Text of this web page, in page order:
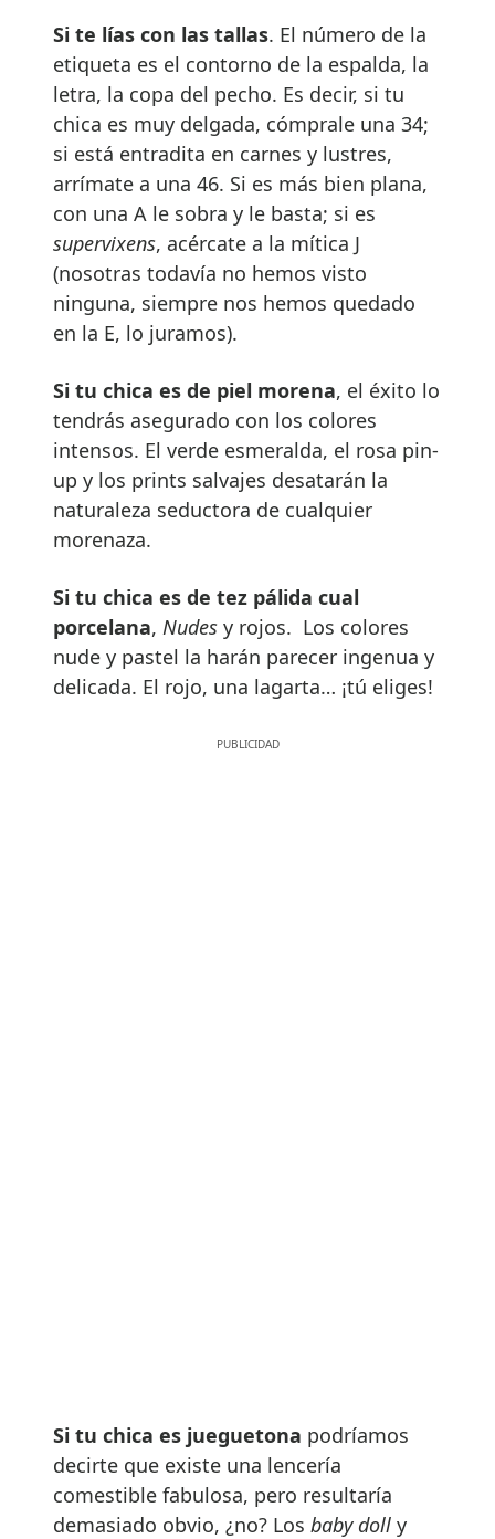
Si te lías con las tallas. El número de la
etiqueta es el contorno de la espalda, la
letra, la copa del pecho. Es decir, si tu
chica es muy delgada, cómprale una 34;
si está entradita en carnes y lustres,
arrímate a una 46. Si es más bien plana,
con una A le sobra y le basta; si es
supervixens, acércate a la mítica J
(nosotras todavía no hemos visto
ninguna, siempre nos hemos quedado
en la E, lo juramos).
Si tu chica es de piel morena, el éxito lo
tendrás asegurado con los colores
intensos. El verde esmeralda, el rosa pin-
up y los prints salvajes desatarán la
naturaleza seductora de cualquier
morenaza.
Si tu chica es de tez pálida cual
porcelana, Nudes y rojos. Los colores
nude y pastel la harán parecer ingenua y
delicada. El rojo, una lagarta… ¡tú eliges!
Si tu chica es jueguetona podríamos
decirte que existe una lencería
comestible fabulosa, pero resultaría
demasiado obvio, ¿no? Los baby doll y